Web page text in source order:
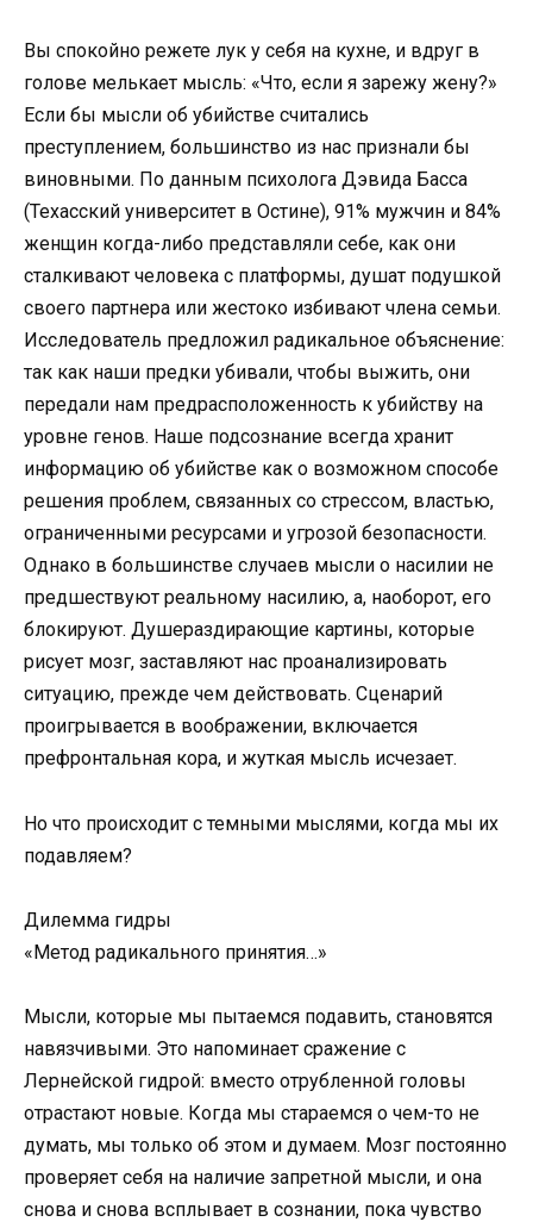
Вы спокойно режете лук у себя на кухне, и вдруг в
голове мелькает мысль: «Что, если я зарежу жену?»
Если бы мысли об убийстве считались
преступлением, большинство из нас признали бы
виновными. По данным психолога Дэвида Басса
(Техасский университет в Остине), 91% мужчин и 84%
женщин когда-либо представляли себе, как они
сталкивают человека с платформы, душат подушкой
своего партнера или жестоко избивают члена семьи.
Исследователь предложил радикальное объяснение:
так как наши предки убивали, чтобы выжить, они
передали нам предрасположенность к убийству на
уровне генов. Наше подсознание всегда хранит
информацию об убийстве как о возможном способе
решения проблем, связанных со стрессом, властью,
ограниченными ресурсами и угрозой безопасности.
Однако в большинстве случаев мысли о насилии не
предшествуют реальному насилию, а, наоборот, его
блокируют. Душераздирающие картины, которые
рисует мозг, заставляют нас проанализировать
ситуацию, прежде чем действовать. Сценарий
проигрывается в воображении, включается
префронтальная кора, и жуткая мысль исчезает.
Но что происходит с темными мыслями, когда мы их
подавляем?
Дилемма гидры
«Метод радикального принятия…»
Мысли, которые мы пытаемся подавить, становятся
навязчивыми. Это напоминает сражение с
Лернейской гидрой: вместо отрубленной головы
отрастают новые. Когда мы стараемся о чем-то не
думать, мы только об этом и думаем. Мозг постоянно
проверяет себя на наличие запретной мысли, и она
снова и снова всплывает в сознании, пока чувство